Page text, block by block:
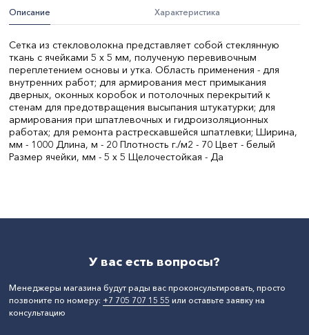
Описание Характеристика
Сетка из стекловолокна представляет собой стеклянную
ткань с ячейками 5 х 5 мм, полученую перевивочным
переплетением основы и утка. Область применения - для
внутренних работ; для армирования мест примыкания
дверных, оконных коробок и потолочных перекрытий к
стенам для предотвращения высыпания штукатурки; для
армирования при шпатлевочных и гидроизоляционных
работах; для ремонта растрескавшейся шпатлевки; Ширина,
мм - 1000 Длина, м - 20 Плотность г./м2 - 70 Цвет - белый
Размер ячейки, мм - 5 x 5 Щелочестойкая - Да
У вас есть вопросы?
Менеджеры магазина будут рады вас проконсультировать, просто
позвоните по номеру: +7 705 707 15 55 или оставьте заявку на
консультацию